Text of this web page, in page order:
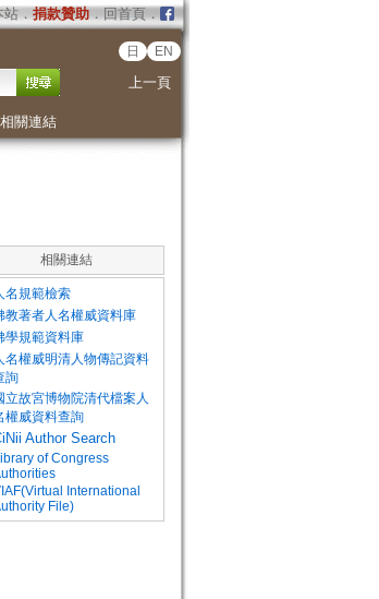
站． 捐款贊助．回首頁．
日 EN
上一頁
相關連結
相關連結
名規範檢索
教著者人名權威資料庫
學規範資料庫
名權威明清人物傳記資料
詢
立故宮博物院清代檔案人
權威資料查詢
Author Search
of Congress
International
File)